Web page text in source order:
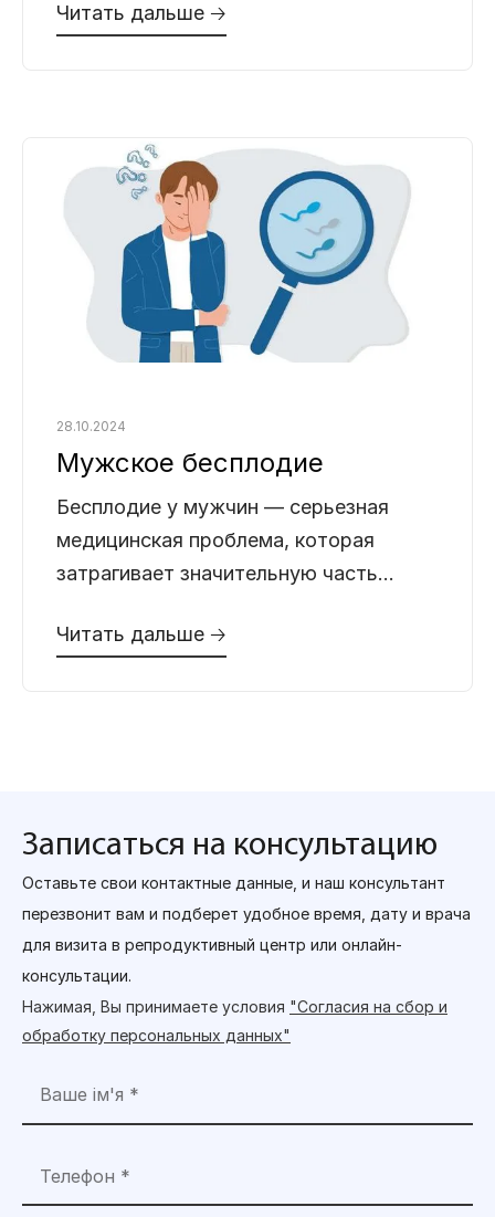
здоровья. Однако когда речь заходит
Читать дальше 🡢
Мужское бесплодие
28.10.2024
Бесплодие у мужчин — серьезная
медицинская проблема, которая
затрагивает значительную часть
детей. По статистике, мужское
Читать дальше 🡢
Записаться на консультацию
Оставьте свои контактные данные, и наш консультант
перезвонит вам и подберет удобное время, дату и врача
для визита в репродуктивный центр или онлайн-
консультации.
Нажимая, Вы принимаете условия "Согласия на сбор и
обработку персональных данных"